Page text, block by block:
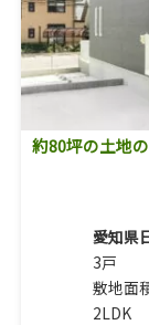
約80坪の土地
愛知県
3戸
敷地面
2LDK